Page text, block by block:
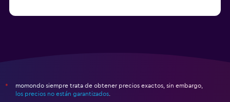
*
momondo siempre trata de obtener precios exactos, sin embargo,
los precios no están garantizados